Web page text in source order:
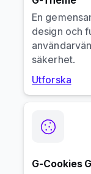
En
design och
säkerhet.
Utforska
G-Cookies